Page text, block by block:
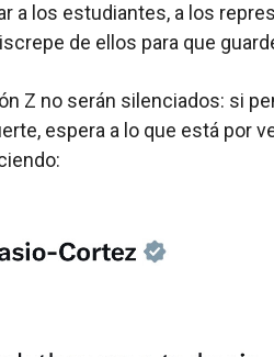
a los estudiantes, a los
de ellos para que
Z no serán silenciados: si
espera a lo que está por